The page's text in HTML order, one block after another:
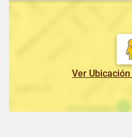
Ver Ubicación